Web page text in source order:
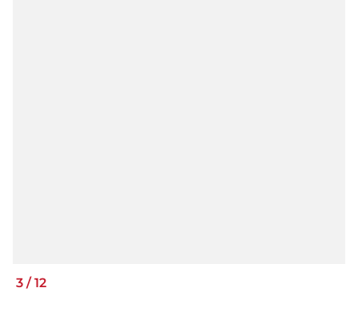
3 /12